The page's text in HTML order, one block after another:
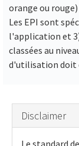
orange ou
Les EPI sont
l'application et
classées au
d'utilisation doit
Disclaimer
Le standard